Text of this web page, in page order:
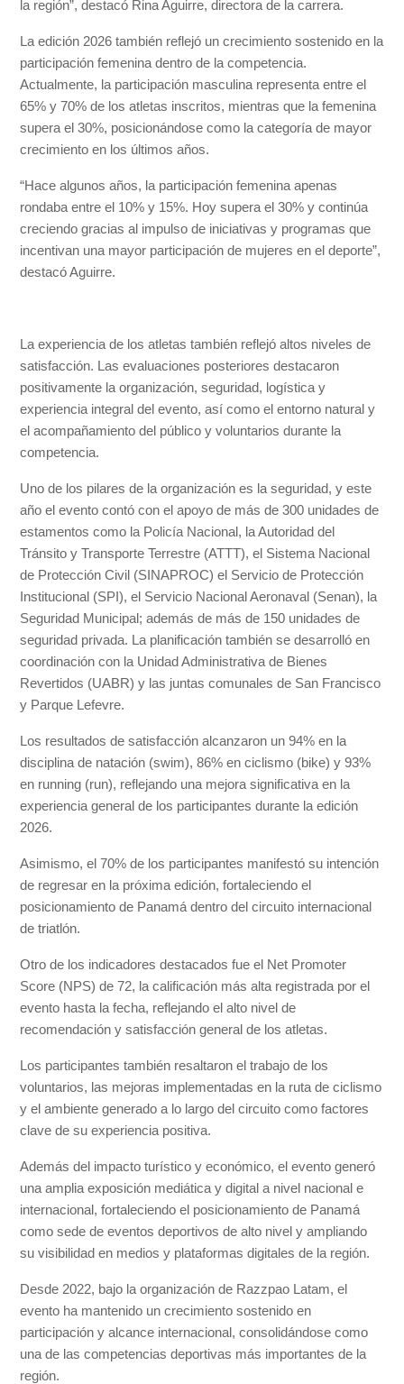
la región”, destacó Rina Aguirre, directora de la carrera.
La edición 2026 también reflejó un crecimiento sostenido en la
participación femenina dentro de la competencia.
Actualmente, la participación masculina representa entre el
65% y 70% de los atletas inscritos, mientras que la femenina
supera el 30%, posicionándose como la categoría de mayor
crecimiento en los últimos años.
“Hace algunos años, la participación femenina apenas
rondaba entre el 10% y 15%. Hoy supera el 30% y continúa
creciendo gracias al impulso de iniciativas y programas que
incentivan una mayor participación de mujeres en el deporte”,
destacó Aguirre.
La experiencia de los atletas también reflejó altos niveles de
satisfacción. Las evaluaciones posteriores destacaron
positivamente la organización, seguridad, logística y
experiencia integral del evento, así como el entorno natural y
el acompañamiento del público y voluntarios durante la
competencia.
Uno de los pilares de la organización es la seguridad, y este
año el evento contó con el apoyo de más de 300 unidades de
estamentos como la Policía Nacional, la Autoridad del
Tránsito y Transporte Terrestre (ATTT), el Sistema Nacional
de Protección Civil (SINAPROC) el Servicio de Protección
Institucional (SPI), el Servicio Nacional Aeronaval (Senan), la
Seguridad Municipal; además de más de 150 unidades de
seguridad privada. La planificación también se desarrolló en
coordinación con la Unidad Administrativa de Bienes
Revertidos (UABR) y las juntas comunales de San Francisco
y Parque Lefevre.
Los resultados de satisfacción alcanzaron un 94% en la
disciplina de natación (swim), 86% en ciclismo (bike) y 93%
en running (run), reflejando una mejora significativa en la
experiencia general de los participantes durante la edición
2026.
Asimismo, el 70% de los participantes manifestó su intención
de regresar en la próxima edición, fortaleciendo el
posicionamiento de Panamá dentro del circuito internacional
de triatlón.
Otro de los indicadores destacados fue el Net Promoter
Score (NPS) de 72, la calificación más alta registrada por el
evento hasta la fecha, reflejando el alto nivel de
recomendación y satisfacción general de los atletas.
Los participantes también resaltaron el trabajo de los
voluntarios, las mejoras implementadas en la ruta de ciclismo
y el ambiente generado a lo largo del circuito como factores
clave de su experiencia positiva.
Además del impacto turístico y económico, el evento generó
una amplia exposición mediática y digital a nivel nacional e
internacional, fortaleciendo el posicionamiento de Panamá
como sede de eventos deportivos de alto nivel y ampliando
su visibilidad en medios y plataformas digitales de la región.
Desde 2022, bajo la organización de Razzpao Latam, el
evento ha mantenido un crecimiento sostenido en
participación y alcance internacional, consolidándose como
una de las competencias deportivas más importantes de la
región.